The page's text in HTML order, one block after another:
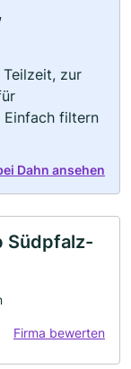
zur
Einfach filtern
Dahn ansehen
Südpfalz-
Firma bewerten